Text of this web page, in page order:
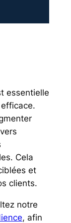
essentielle
Cela
et
clients.
notre
, afin